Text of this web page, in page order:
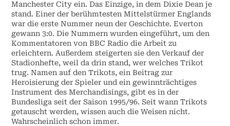
Manchester City ein. Das Einzige, in dem Dixie Dean je
stand. Einer der berühmtesten Mittelstürmer Englands
war die erste Nummer neun der Geschichte. Everton
gewann 3:0. Die Nummern wurden eingeführt, um den
Kommentatoren von BBC Radio die Arbeit zu
erleichtern. Außerdem steigerten sie den Verkauf der
Stadionhefte, weil da drin stand, wer welches Trikot
trug. Namen auf den Trikots, ein Beitrag zur
Heroisierung der Spieler und ein gewinnträchtiges
Instrument des Merchandisings, gibt es in der
Bundesliga seit der Saison 1995/96. Seit wann Trikots
getauscht werden, wissen auch die Weisen nicht.
Wahrscheinlich schon immer.